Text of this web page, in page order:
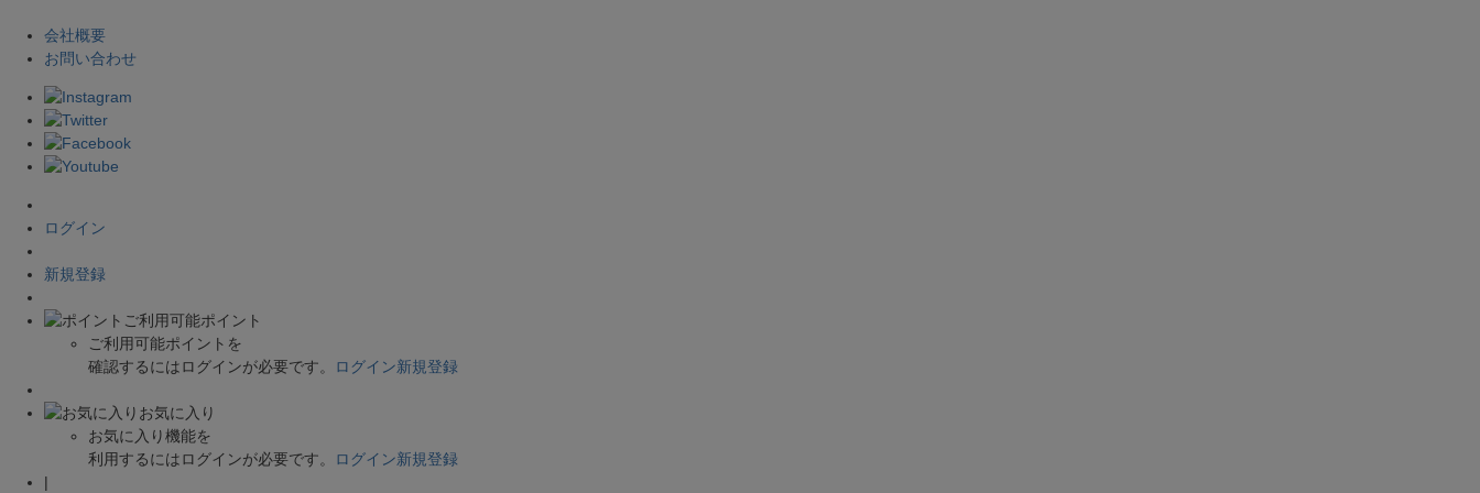
会社概要
お問い合わせ
ログイン
新規登録
ご利用可能ポイント
ご利用可能ポイントを
確認するにはログインが必要です。
ログイン新規登録
お気に入り
お気に入り機能を
利用するにはログインが必要です。
ログイン新規登録
|